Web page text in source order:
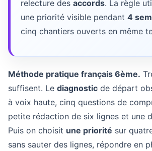
relecture des accords. La règle
une priorité visible pendant 4
cinq chantiers ouverts en même
Méthode pratique français 6ème.
suffisent. Le diagnostic de départ
à voix haute, cinq questions de
petite rédaction de six lignes et une
Puis on choisit une priorité sur
sans sauter des lignes, répondre en